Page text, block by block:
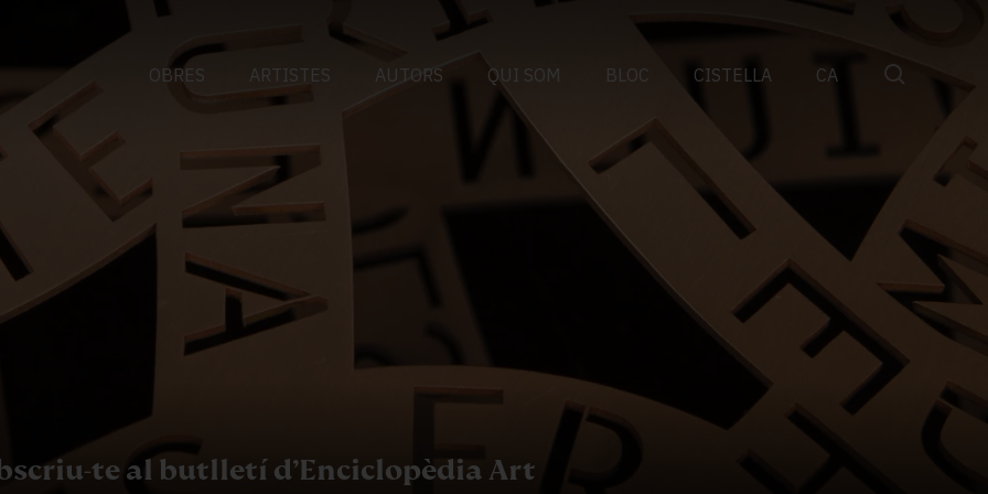
OBRES ARTISTES AUTORS QUI SOM BLOC CISTELLA CA
te al butlletí d’Enciclopèdia Art